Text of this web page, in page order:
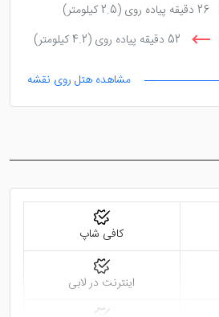
26 دقیقه پیاده روی
(2.5 کیلومتر)
52 دقیقه پیاده روی (4.2 کیلومتر)
مشاهده هتل روی نقشه
کافی شاپ
اینترنت در لابی